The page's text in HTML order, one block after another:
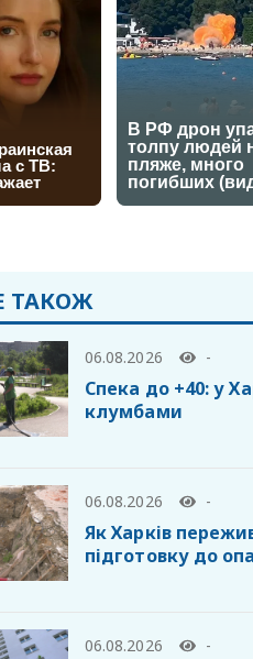
ТАКОЖ
06.08.2026 -
Спека до +40: у
клумбами
06.08.2026 -
Як Харків
підготовку до
06.08.2026 -